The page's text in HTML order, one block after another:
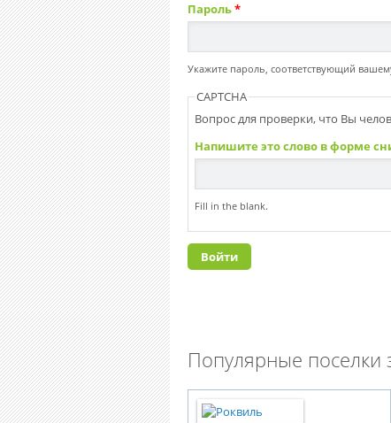
Пароль*
Укажите пароль, соответствующий
CAPTCHA
Вопрос для проверки, что Вы
Напишите это слово в форме
Fill in the blank.
Популярные поселки